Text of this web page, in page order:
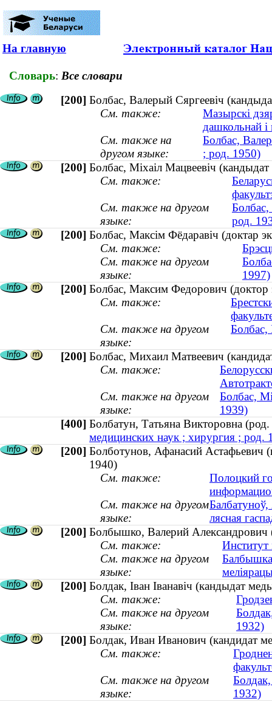
На главную
Словарь: Все словари
[200] Болбас, Валерый Сяргеевіч
См. также:
Мазырскі
дашкольнай і
См. также на
другом языке:
Болбас,
; род. 1950)
[200] Болбас, Міхаіл Мацвеевіч
См. также:
См. также на другом
языке:
род.
[200] Болбас, Максім Фёдаравіч (доктар
См. также:
См. также на другом
языке:
1997)
[200] Болбас, Максим Федорович
См. также:
См. также на другом
языке:
Болбас,
[200] Болбас, Михаил Матвеевич
См. также:
См. также на другом
языке:
Болбас,
1939)
[400] Болбатун, Татьяна Викторовна
медицинских наук ; хирургия ; род.
[200] Болботунов, Афанасий Астафьевич
1940)
См. также:
Полоцкий
См. также на другом
языке:
Балбатуноў,
лясная
[200] Болбышко, Валерий Александрович
См. также:
См. также на другом
языке:
[200] Болдак, Іван Іванавіч (кандыдат
См. также:
См. также на другом
языке:
1932)
[200] Болдак, Иван Иванович (кандидат
См. также:
См. также на другом
языке:
1932)